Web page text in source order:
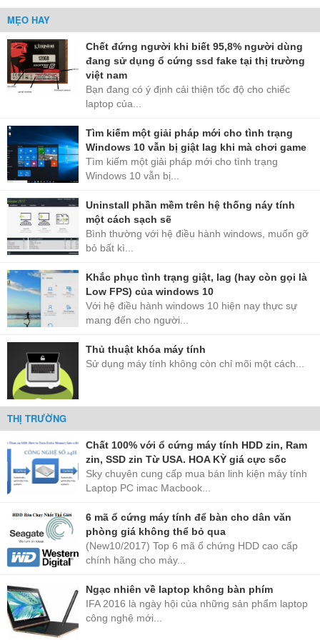
Korea Philippines..
Hãy chát với shop để lựa chọn Ram và được tư vấn chính xác đúng
nhu cầu của bạn.
------------------
Văn Phòng Đại Diện Bảo Hành linhkien24h.vn
• ĐC: Số 26/523 Minh Khai- Hai Bà Trưng- Hà Nội
• Liên hệ: 0976.201.829 = Zalo (hỗ trợ nhiệt tình)
MẸO HAY
Chết đứng người khi biết 95,8% người dùng
đang sử dụng ổ cứng ssd fake tại thị trường
việt nam
Bạn đang có ý định cải thiện tốc độ cho chiếc
laptop của...
Tìm kiếm một giải pháp mới cho tình trạng
Windows 10 vẫn bị giật lag khi mà chơi game
Tìm kiếm một giải pháp mới cho tình trạng
Windows 10 vẫn bị...
Uninstall phần mềm trên hệ thống náy tính
một cách sạch sẽ
Bình thường với hệ điều hành windows, muốn gỡ
bỏ bất kì...
Khắc phục tình trạng giật, lag (hay còn gọi là
Low FPS) của windows 10
Với hệ điều hành windows 10 hiện nay thực sự
mang đến cho người...
Thủ thuật khóa máy tính
Sử dụng máy tính không còn chỉ mõi một cách...
THỊ TRƯỜNG
Chất 100% với ổ cứng máy tính HDD zin, Ram
zin, SSD zin Từ USA. HOA KỲ giá cực sốc
Sky chuyên cung cấp mua bán linh kiện máy tính
Laptop PC imac Macbook...
6 mã ổ cứng máy tính để bàn cho dân văn
phòng giá không thể bỏ qua
(New10/2017) Top 6 mã ổ chứng HDD cao cấp
chính hãng cho máy...
Ngạc nhiên về laptop không bàn phím
IFA 2016 là ngày hội của những sản phẩm laptop
công nghệ mới...